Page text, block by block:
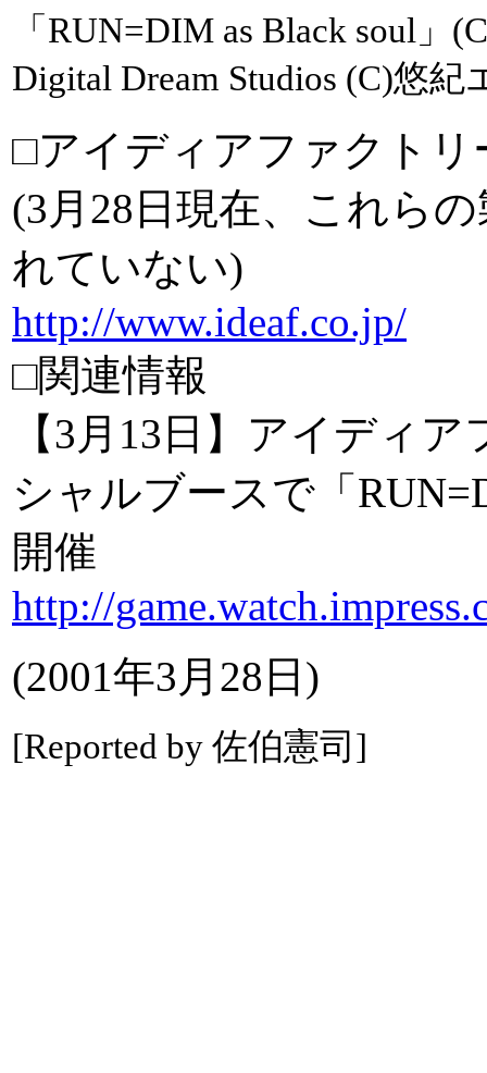
「RUN=DIM as Black soul」
Digital Dream Studios (C)悠
□アイディアファクト
(3月28日現在、これら
れていない)
http://www.ideaf.co.jp/
□関連情報
【3月13日】アイディ
シャルブースで「
開催
http://
(2001年3月28日)
[Reported by 佐伯憲司]